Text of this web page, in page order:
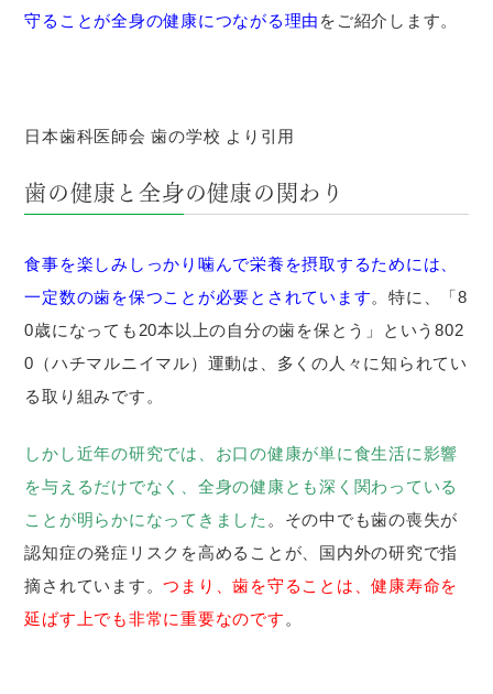
守ることが全身の健康につながる理由 をご紹介します。
日本歯科医師会 歯の学校 より引用
歯の健康と全身の健康の関わり
食事を楽しみしっかり噛んで栄養を摂取するためには、
一定数の歯を保つことが必要とされています。特に、「8
0歳になっても20本以上の自分の歯を保とう」という802
0（ハチマルニイマル）運動は、多くの人々に知られてい
る取り組みです。
しかし近年の研究では、お口の健康が単に食生活に影響
を与えるだけでなく、全身の健康とも深く関わっている
ことが明らかになってきました 。その中でも歯の喪失が
認知症の発症リスクを高めることが、国内外の研究で指
摘されています。つまり、歯を守ることは、健康寿命を
延ばす上でも非常に重要なのです 。